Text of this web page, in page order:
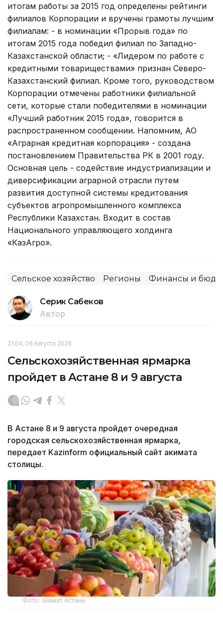
итогам работы за 2015 год определены рейтинги
филиалов Корпорации и вручены грамоты лучшим
филиалам: - в номинации «Прорыв года» по
итогам 2015 года победил филиал по Западно-
Казахстанской области; - «Лидером по работе с
кредитными товариществами» признан Северо-
Казахстанский филиал. Кроме того, руководством
Корпорации отмечены работники филиальной
сети, которые стали победителями в номинации
«Лучший работник 2015 года», говорится в
распространенном сообщении. Напомним, АО
«Аграрная кредитная корпорация» - создана
постановлением Правительства РК в 2001 году.
Основная цель - содействие индустриализации и
диверсификации аграрной отрасли путем
развития доступной системы кредитования
субъектов агропромышленного комплекса
Республики Казахстан. Входит в состав
Национального управляющего холдинга
«КазАгро».
Сельское хозяйство Регионы Финансы и
Серик Сабеков
Автор
21:04, 06 Августа 2026
Сельскохозяйственная ярмарка
пройдет в Астане 8 и 9 августа
В Астане 8 и 9 августа пройдет очередная
городская сельскохозяйственная ярмарка,
передает Kazinform официальный сайт акимата
столицы.
Фото: акимат Астаны